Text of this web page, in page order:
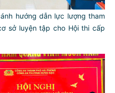
hướng dẫn lực lượng tham
sở luyện tập cho Hội thi cấp